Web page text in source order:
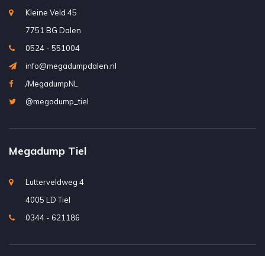
Kleine Veld 45
7751 BG Dalen
0524 - 551004
info@megadumpdalen.nl
/MegadumpNL
@megadump_tiel
Megadump Tiel
Lutterveldweg 4
4005 LD Tiel
0344 - 621186